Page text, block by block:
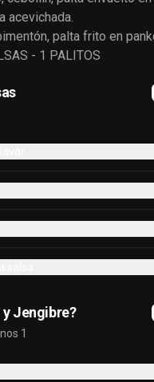
envuelto en atún frito en
Oriental
en salsa acevichada.
acevichada.
palta frito en
- 1 PALITOS
y Jengibre?
1